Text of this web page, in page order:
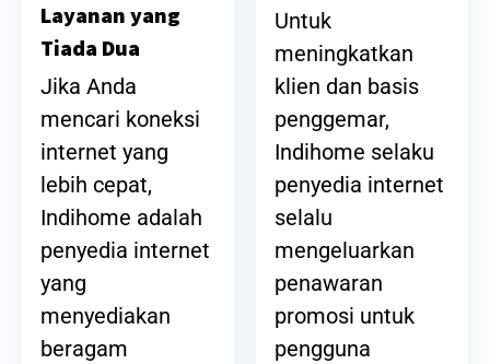
Layanan yang
Tiada Dua
Jika Anda
mencari koneksi
internet yang
lebih cepat,
Indihome adalah
penyedia internet
yang
menyediakan
beragam
Untuk
meningkatkan
klien dan basis
penggemar,
Indihome selaku
penyedia internet
selalu
mengeluarkan
penawaran
promosi untuk
pengguna